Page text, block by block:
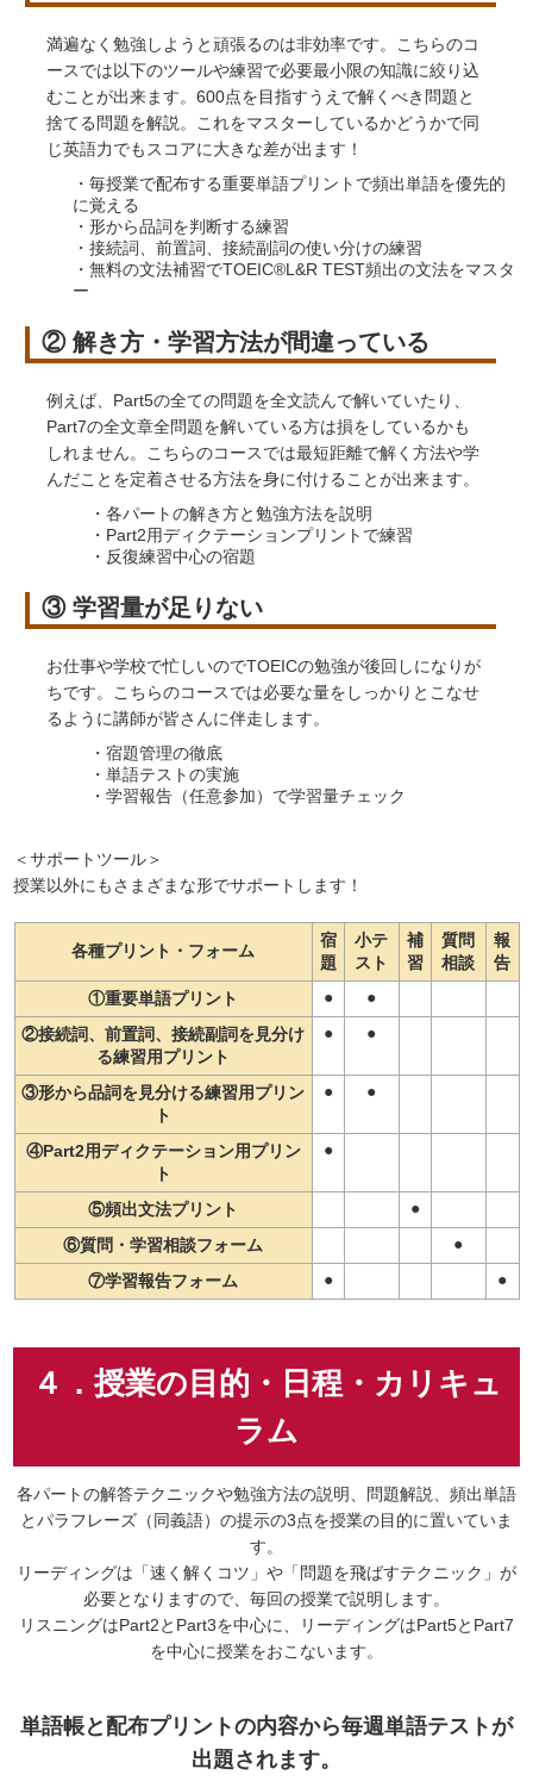
満遍なく勉強しようと頑張るのは非効率です。こちらのコ
ースでは以下のツールや練習で必要最小限の知識に絞り込
むことが出来ます。600点を目指すうえで解くべき問題と
捨てる問題を解説。これをマスターしているかどうかで同
じ英語力でもスコアに大きな差が出ます！
・毎授業で配布する重要単語プリントで頻出単語を優先的
に覚える
・形から品詞を判断する練習
・接続詞、前置詞、接続副詞の使い分けの練習
・無料の文法補習でTOEIC®L&R TEST頻出の文法をマスタ
ー
② 解き方・学習方法が間違っている
例えば、Part5の全ての問題を全文読んで解いていたり、
Part7の全文章全問題を解いている方は損をしているかも
しれません。こちらのコースでは最短距離で解く方法や学
んだことを定着させる方法を身に付けることが出来ます。
・各パートの解き方と勉強方法を説明
・Part2用ディクテーションプリントで練習
・反復練習中心の宿題
③ 学習量が足りない
お仕事や学校で忙しいのでTOEICの勉強が後回しになりが
ちです。こちらのコースでは必要な量をしっかりとこなせ
るように講師が皆さんに伴走します。
・宿題管理の徹底
・単語テストの実施
・学習報告（任意参加）で学習量チェック
＜サポートツール＞
授業以外にもさまざまな形でサポートします！
各種プリント・フォーム
宿
題
小テ
スト
補
習
質問
相談
報
告
①重要単語プリント
●
●
②接続詞、前置詞、接続副詞を見分け
る練習用プリント
● ●
③形から品詞を見分ける練習用プリン
ト
● ●
④Part2用ディクテーション用プリン
ト
●
⑤頻出文法プリント
●
⑥質問・学習相談フォーム
●
⑦学習報告フォーム
● ●
４．授業の目的・日程・カリキュ
ラム
各パートの解答テクニックや勉強方法の説明、問題解説、頻出単語
とパラフレーズ（同義語）の提示の3点を授業の目的に置いていま
す。
リーディングは「速く解くコツ」や「問題を飛ばすテクニック」が
必要となりますので、毎回の授業で説明します。
リスニングはPart2とPart3を中心に、リーディングはPart5とPart7
を中心に授業をおこないます。
単語帳と配布プリントの内容から毎週単語テストが
出題されます。